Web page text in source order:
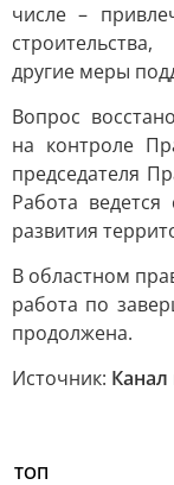
числе –
другие меры
Вопрос
на контроле
председателя
Работа
развития
В областном
работа по
продолжена.
Источник:
ТОП